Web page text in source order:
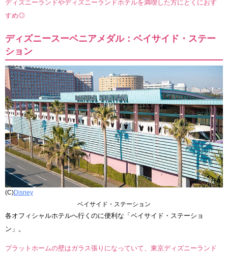
ディズニーランドやディズニーランドホテルを満喫した方にとくにおす
すめ◎
ディズニースーベニアメダル：ベイサイド・ステー
ション
(C)Disney
ベイサイド・ステーション
各オフィシャルホテルへ行くのに便利な「ベイサイド・ステーショ
ン」。
プラットホームの壁はガラス張りになっていて、東京ディズニーランド